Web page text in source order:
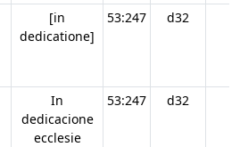
[in
dedicatione]
53:247 d32
In
dedicacione
ecclesie
53:247 d32